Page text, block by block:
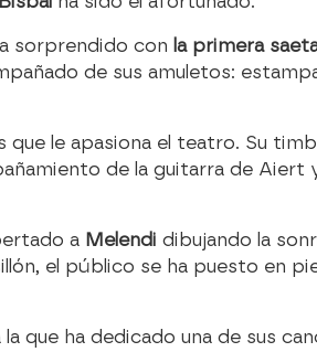
sorprendido con la primera
de sus amuletos:
que le apasiona el teatro. Su
de la guitarra de Aiert
a Melendi dibujando la
el público se ha puesto en
la que ha dedicado una de sus